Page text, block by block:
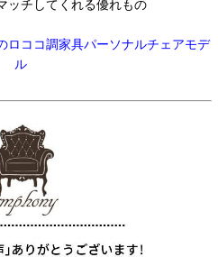
ッチしてくれる優れもの
ロココ調家具パーソナルチェアモデ
ル